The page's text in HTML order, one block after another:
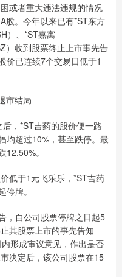
或者重大违法违规的情况
股。今年以来已有*ST东方
）、*ST嘉寓
）收到股票终止上市事先告
价已连续7个交易日低于1
市结局
，*ST吉药的股价便一路
均超过10%，甚至跌停。最
。
低于1元飞乐乐，*ST吉药
牌。
自公司股票停牌之日起5
其股票上市的事先告知
形成审议意见，作出是否
决定后，该公司股票在15